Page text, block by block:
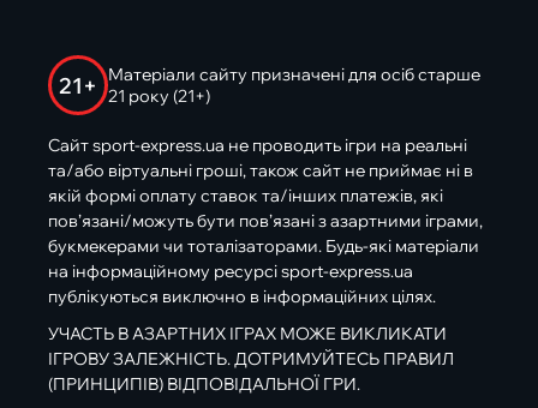
21+
Матеріали сайту призначені для осіб старше
21 року (21+)
Сайт sport-express.ua не проводить ігри на реальні
та/або віртуальні гроші, також сайт не приймає ні в
якій формі оплату ставок та/інших платежів, які
пов’язані/можуть бути пов’язані з азартними іграми,
букмекерами чи тоталізаторами. Будь-які матеріали
на інформаційному ресурсі sport-express.ua
публікуються виключно в інформаційних цілях.
УЧАСТЬ В АЗАРТНИХ ІГРАХ МОЖЕ ВИКЛИКАТИ
ІГРОВУ ЗАЛЕЖНІСТЬ. ДОТРИМУЙТЕСЬ ПРАВИЛ
(ПРИНЦИПІВ) ВІДПОВІДАЛЬНОЇ ГРИ.